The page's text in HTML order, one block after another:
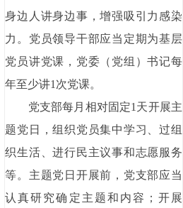
身边人讲身边事，增强吸引力感染
力。党员领导干部应当定期为基层
党员讲党课，党委（党组）书记每
年至少讲1次党课。
党支部每月相对固定1天开展主
题党日，组织党员集中学习、过组
织生活、进行民主议事和志愿服务
等。主题党日开展前，党支部应当
认真研究确定主题和内容；开展